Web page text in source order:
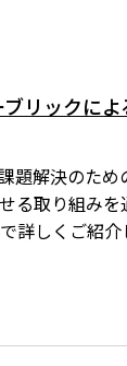
リックに
題解決のた
る取り組み
しくご紹介